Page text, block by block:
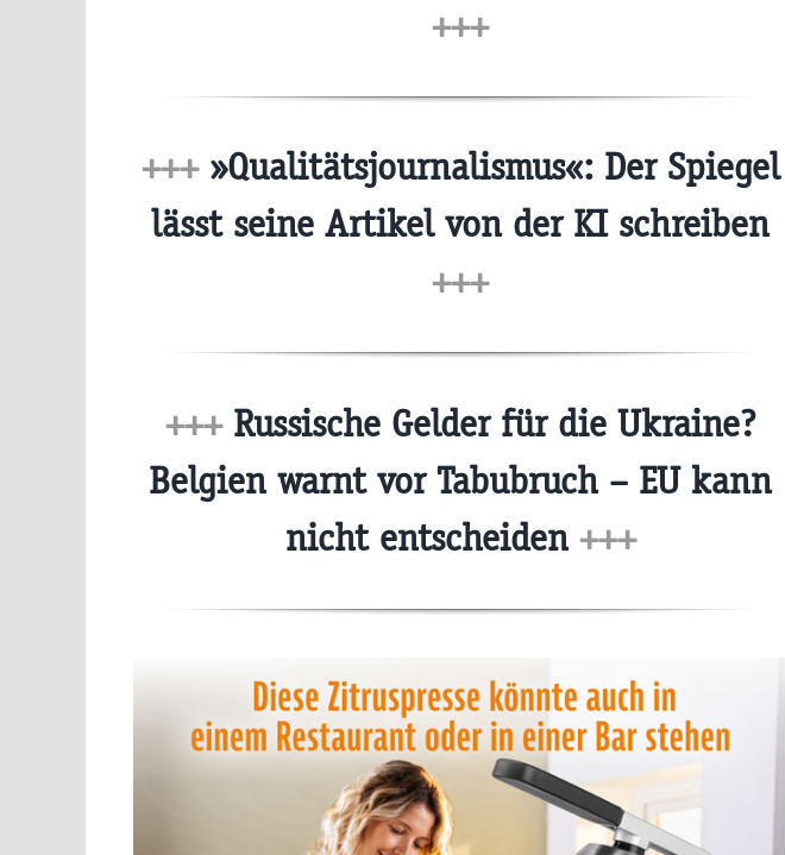
+++
+++»Qualitätsjournalismus«: Der Spiegel
lässt seine Artikel von der KI schreiben
+++
+++Russische Gelder für die Ukraine?
Belgien warnt vor Tabubruch – EU kann
nicht entscheiden +++